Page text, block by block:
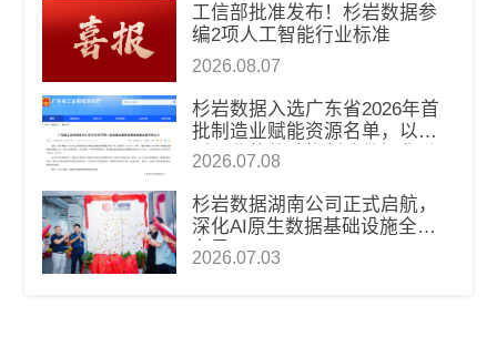
工信部批准发布！杉岩数据参
编2项人工智能行业标准
2026.08.07
杉岩数据入选广东省2026年首
批制造业赋能资源名单，以新
型工业软件助推制造数智化升
2026.07.08
杉岩数据湖南公司正式启航，
深化AI原生数据基础设施全国
布局
2026.07.03